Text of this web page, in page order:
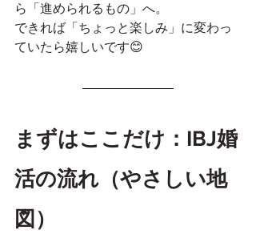
ら「進められるもの」へ。
できれば「ちょっと楽しみ」に変わっ
ていたら嬉しいです😊
まずはここだけ：IBJ婚
活の流れ（やさしい地
図）